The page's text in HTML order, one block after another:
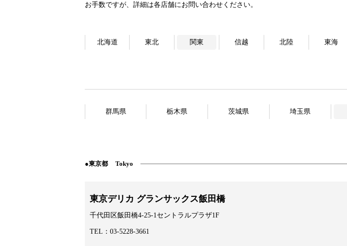
お手数ですが、詳細は各店舗にお問い合わせください。
北海道 東北 関東 信越 北陸 東海
群馬県 栃木県 茨城県 埼玉県
東京都 Tokyo
東京デリカ グランサックス飯田橋
千代田区飯田橋4-25-1セントラルプラザ1F
TEL：03-5228-3661